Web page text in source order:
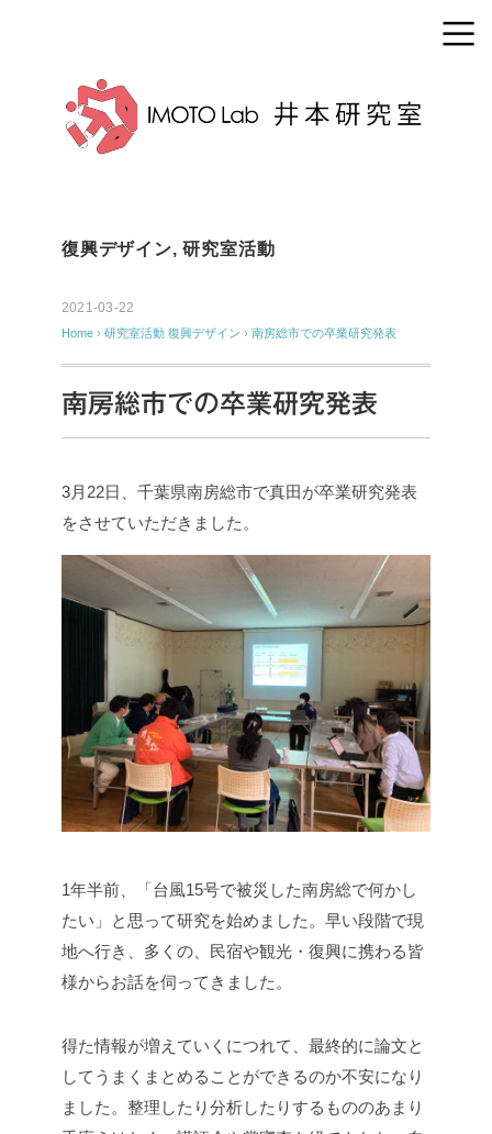
復興デザイン,研究室活動
2021-03-22
Home › 研究室活動 復興デザイン › 南房総市での卒業研究発表
南房総市での卒業研究発表
3月22日、千葉県南房総市で真田が卒業研究発表
をさせていただきました。
1年半前、「台風15号で被災した南房総で何かし
たい」と思って研究を始めました。早い段階で現
地へ行き、多くの、民宿や観光・復興に携わる皆
様からお話を伺ってきました。
得た情報が増えていくにつれて、最終的に論文と
してうまくまとめることができるのか不安になり
ました。整理したり分析したりするもののあまり